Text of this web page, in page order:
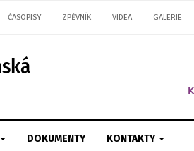
ČASOPISY ZPĚVNÍK VIDEA GALERIE
DOKUMENTY KONTAKTY